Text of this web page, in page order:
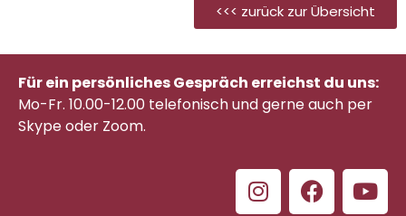
<<< zurück zur Übersicht
Für ein persönliches Gespräch erreichst du uns:
Mo-Fr. 10.00-12.00 telefonischund gerne auch per
Skype oder Zoom.